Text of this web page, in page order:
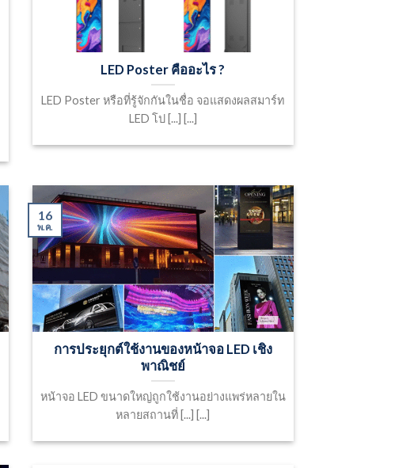
LED Poster คืออะไร ?
LED Poster หรือที่รู้จักกันในชื่อ จอแสดงผลสมาร์ท
LED โป [...] [...]
การประยุกต์ใช้งานของหน้าจอ LED เชิง
พาณิชย์
หน้าจอ LED ขนาดใหญ่ถูกใช้งานอย่างแพร่หลายใน
หลายสถานที่ [...] [...]
16
พ.ค.